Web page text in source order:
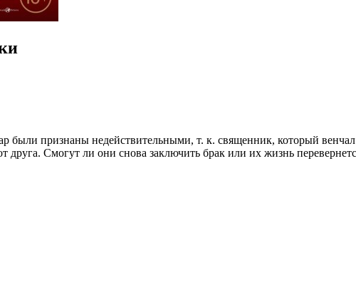
были признаны недействительными, т. к. священник, который
друга. Смогут ли они снова заключить брак или их жизнь